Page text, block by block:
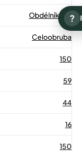
Obdélníkové
Celoobruba
150
59
44
16
150
?